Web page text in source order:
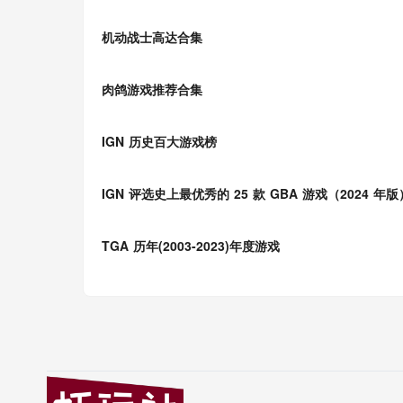
机动战士高达合集
肉鸽游戏推荐合集
IGN 历史百大游戏榜
IGN 评选史上最优秀的 25 款 GBA 游戏（2024 年版
TGA 历年(2003-2023)年度游戏